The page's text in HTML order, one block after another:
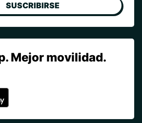
SUSCRIBIRSE
Mejor movilidad.